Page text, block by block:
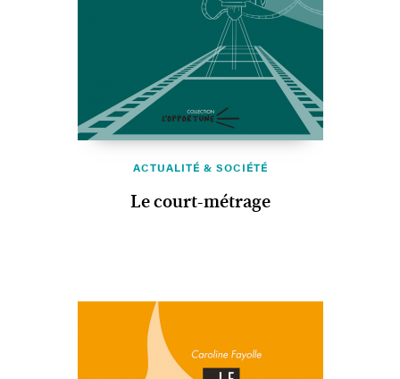
ACTUALITÉ & SOCIÉTÉ
Le court-métrage